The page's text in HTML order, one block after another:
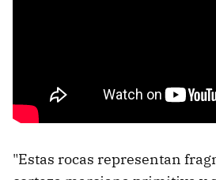
"Estas rocas representan